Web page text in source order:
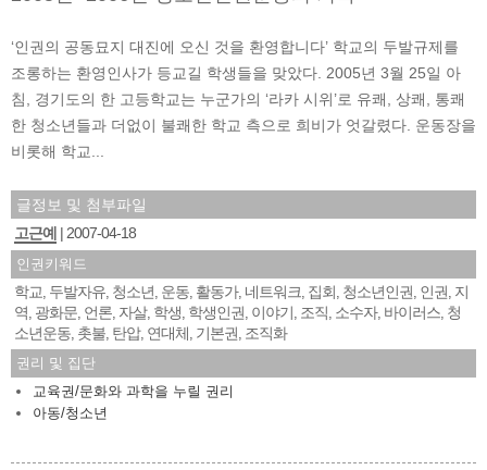
‘인권의 공동묘지 대진에 오신 것을 환영합니다’ 학교의 두발규제를
조롱하는 환영인사가 등교길 학생들을 맞았다. 2005년 3월 25일 아
침, 경기도의 한 고등학교는 누군가의 ‘라카 시위’로 유쾌, 상쾌, 통쾌
한 청소년들과 더없이 불쾌한 학교 측으로 희비가 엇갈렸다. 운동장을
비롯해 학교...
글정보 및 첨부파일
고근예
2007-04-18
인권키워드
학교 두발자유 청소년 운동 활동가, 네트워크 집회 청소년인권 인권 지
역 광화문 언론 자살, 학생 학생인권 이야기 조직 소수자, 바이러스 청
소년운동 촛불 탄압, 연대체 기본권 조직화
권리 및 집단
교육권/문화와 과학을 누릴 권리
아동/청소년